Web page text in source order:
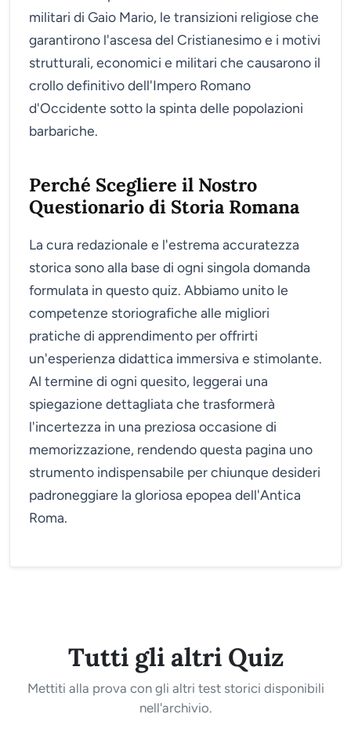
militari di Gaio Mario, le transizioni religiose che
garantirono l'ascesa del Cristianesimo e i motivi
strutturali, economici e militari che causarono il
crollo definitivo dell'Impero Romano
d'Occidente sotto la spinta delle popolazioni
barbariche.
Perché Scegliere il Nostro
Questionario di Storia Romana
La cura redazionale e l'estrema accuratezza
storica sono alla base di ogni singola domanda
formulata in questo quiz. Abbiamo unito le
competenze storiografiche alle migliori
pratiche di apprendimento per offrirti
un'esperienza didattica immersiva e stimolante.
Al termine di ogni quesito, leggerai una
spiegazione dettagliata che trasformerà
l'incertezza in una preziosa occasione di
memorizzazione, rendendo questa pagina uno
strumento indispensabile per chiunque desideri
padroneggiare la gloriosa epopea dell'Antica
Roma.
Tutti gli altri Quiz
Mettiti alla prova con gli altri test storici disponibili
nell'archivio.